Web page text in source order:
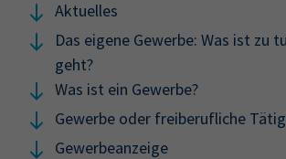
Aktuelles
Das eigene Gewerbe: Was ist zu
geht?
Was ist ein Gewerbe?
Gewerbe oder freiberufliche
Gewerbeanzeige